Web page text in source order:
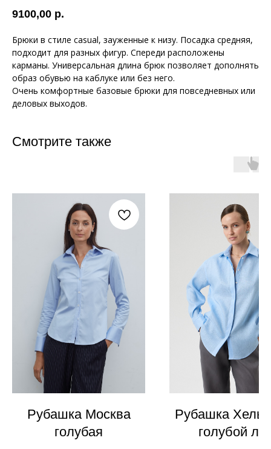
9100,00 р.
Брюки в стиле casual, зауженные к низу. Посадка средняя,
подходит для разных фигур. Спереди расположены
карманы. Универсальная длина брюк позволяет дополнять
образ обувью на каблуке или без него.
Очень комфортные базовые брюки для повседневных или
деловых выходов.
Смотрите также
Рубашка Москва
голубая
Рубашка
голубой